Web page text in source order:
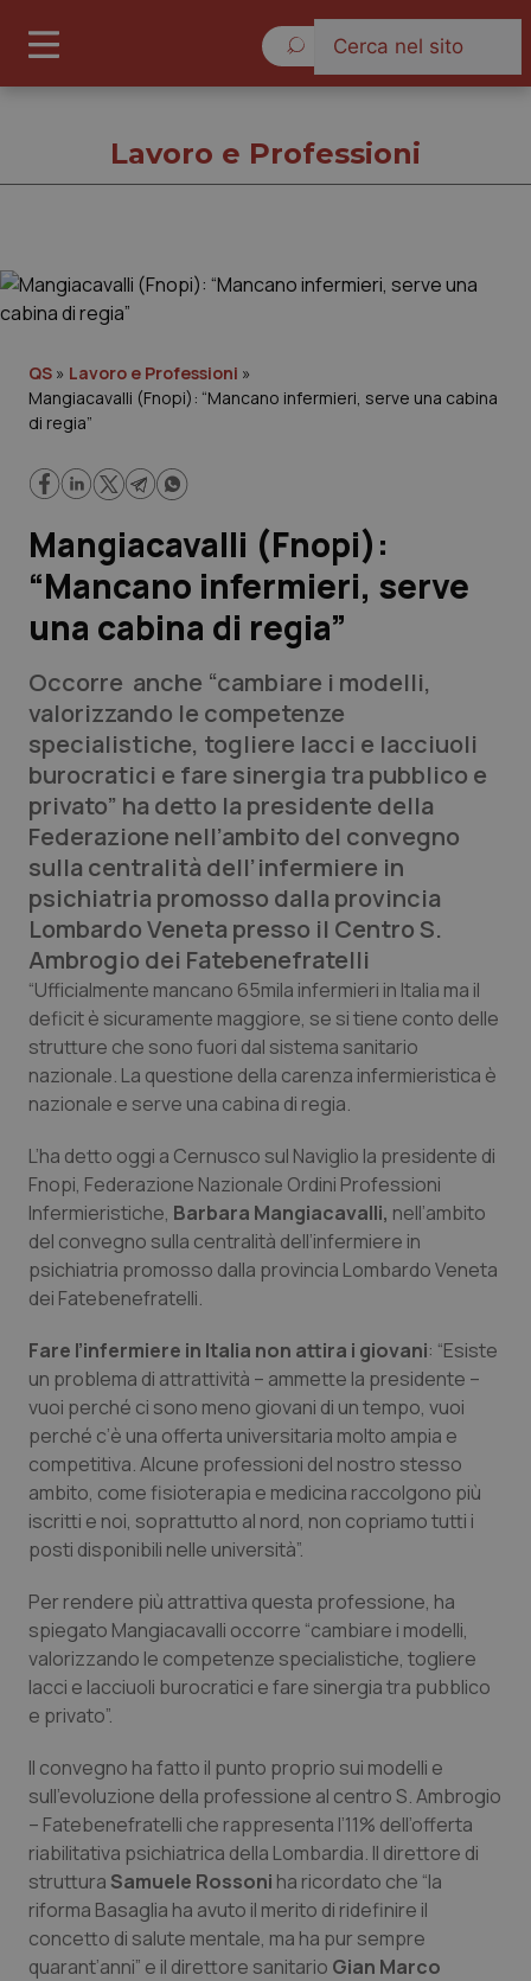
Governo e Parlamento
Regioni e Asl
Lavoro e Professioni
Scienza e Farmaci
Studi e Analisi
Lettere al direttore
Edizioni Regionali
QS Pro
Professionisti Sanitari.AI
Abruzzo
Basilicata
Calabria
Campania
Emilia-Romagna
Friuli Venezia Giulia
Liguria
Lombardia
Marche
Piemonte
Provincia Autonoma di Bolzano
Provincia Autonoma di Trento
Puglia
Sardegna
Sicilia
QS Pro Gold
Artrite & artrosi
Asma & BPCO
Car-T
Colesterolo & coronaropatie
Dermatite Atopica
Disturbi dell’umore
Dolore
Donna & Salute
HIV
Infezioni & Febbre
Ipertensione & Scompenso
Malattie rare
Malattia di Crohn & Rettocolite Ulcerosa
Neuroscienze & patologie neurodegenerative
QS Club Newsletter
Lavoro e Professioni
QS » Lavoro e Professioni »
Mangiacavalli (Fnopi): “Mancano infermieri, serve una cabina
di regia”
Mangiacavalli (Fnopi):
“Mancano infermieri, serve
una cabina di regia”
Occorre anche “cambiare i modelli,
valorizzando le competenze
specialistiche, togliere lacci e lacciuoli
burocratici e fare sinergia tra pubblico e
privato” ha detto la presidente della
Federazione nell’ambito del convegno
sulla centralità dell’infermiere in
psichiatria promosso dalla provincia
Lombardo Veneta presso il Centro S.
Ambrogio dei Fatebenefratelli
“Ufficialmente mancano 65mila infermieri in Italia ma il
deficit è sicuramente maggiore, se si tiene conto delle
strutture che sono fuori dal sistema sanitario
nazionale. La questione della carenza infermieristica è
nazionale e serve una cabina di regia.
L’ha detto oggi a Cernusco sul Naviglio la presidente di
Fnopi, Federazione Nazionale Ordini Professioni
Infermieristiche, Barbara Mangiacavalli, nell’ambito
del convegno sulla centralità dell’infermiere in
psichiatria promosso dalla provincia Lombardo Veneta
dei Fatebenefratelli.
Fare l’infermiere in Italia non attira i giovani: “Esiste
un problema di attrattività – ammette la presidente –
vuoi perché ci sono meno giovani di un tempo, vuoi
perché c’è una offerta universitaria molto ampia e
competitiva. Alcune professioni del nostro stesso
ambito, come fisioterapia e medicina raccolgono più
iscritti e noi, soprattutto al nord, non copriamo tutti i
posti disponibili nelle università”.
Per rendere più attrattiva questa professione, ha
spiegato Mangiacavalli occorre “cambiare i modelli,
valorizzando le competenze specialistiche, togliere
lacci e lacciuoli burocratici e fare sinergia tra pubblico
e privato”.
Il convegno ha fatto il punto proprio sui modelli e
sull’evoluzione della professione al centro S. Ambrogio
– Fatebenefratelli che rappresenta l’11% dell’offerta
riabilitativa psichiatrica della Lombardia. Il direttore di
struttura Samuele Rossoni ha ricordato che “la
riforma Basaglia ha avuto il merito di ridefinire il
concetto di salute mentale, ma ha pur sempre
quarant’anni” e il direttore sanitario Gian Marco